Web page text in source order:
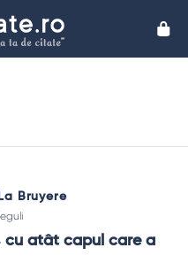
Bruyere
cu atât capul care a